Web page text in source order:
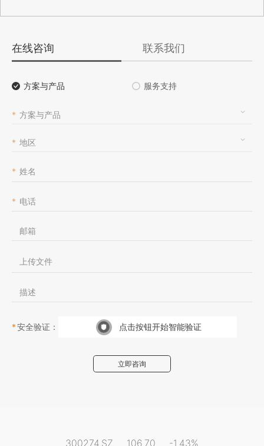
在线咨询 联系我们
方案与产品 服务支持
* 方案与产品
* 地区
*
*
上传文件
*安全验证： 点击按钮开始智能验证
立即咨询
300274.SZ 106.70 -1.43%
阳光电动力业务网站
阳光云平台
阳光慧碳iCarbon能碳平台